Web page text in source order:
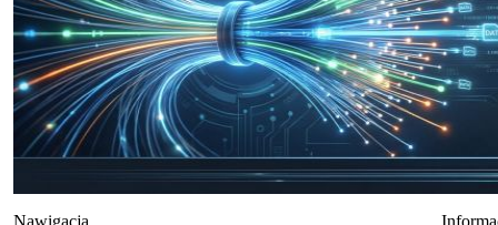
Nawigacja